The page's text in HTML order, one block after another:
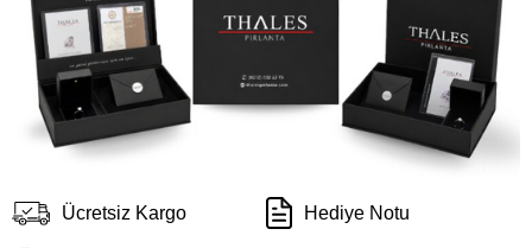
Ücretsiz Kargo Hediye Notu